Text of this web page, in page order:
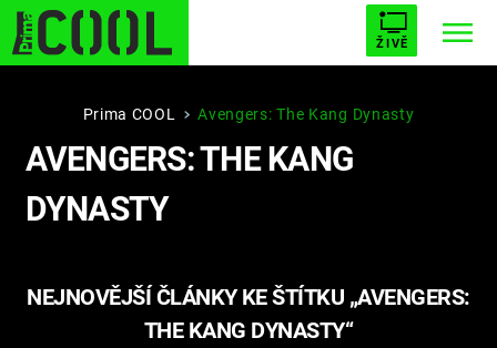
ŽIVĚ
STARHOUSE BUFFY, PŘEMOŽITELKA UPÍRŮ
ESCAPE PLNEJ KOTEL AVENGERS 5
Témata
Prima COOL Avengers: The Kang Dynasty
AVENGERS: THE KANG
DYNASTY
NEJNOVĚJŠÍ ČLÁNKY KE ŠTÍTKU „AVENGERS:
THE KANG DYNASTY“